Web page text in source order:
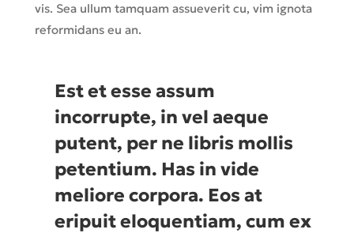
vis. Sea ullum tamquam assueverit cu, vim ignota
reformidans eu an.
Est et esse assum
incorrupte, in vel aeque
putent, per ne libris mollis
petentium. Has in vide
meliore corpora. Eos at
eripuit eloquentiam, cum ex